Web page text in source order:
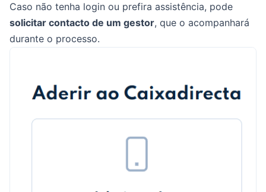
Caso não tenha login ou prefira assistência, pode
solicitar contacto de um gestor, que o acompanhará
durante o processo.